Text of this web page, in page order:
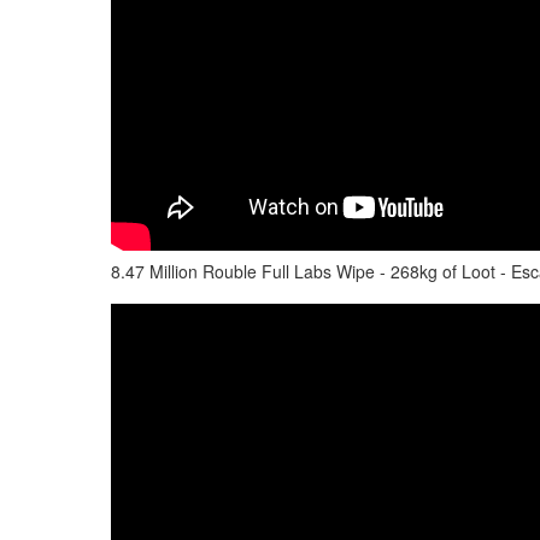
8.47 Million Rouble Full Labs Wipe - 268kg of Loot -